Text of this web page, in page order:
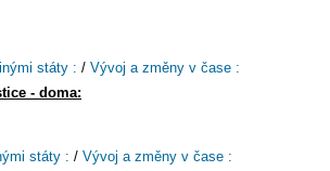
státy : / Vývoj a změny v čase :
- doma:
státy : / Vývoj a změny v čase :